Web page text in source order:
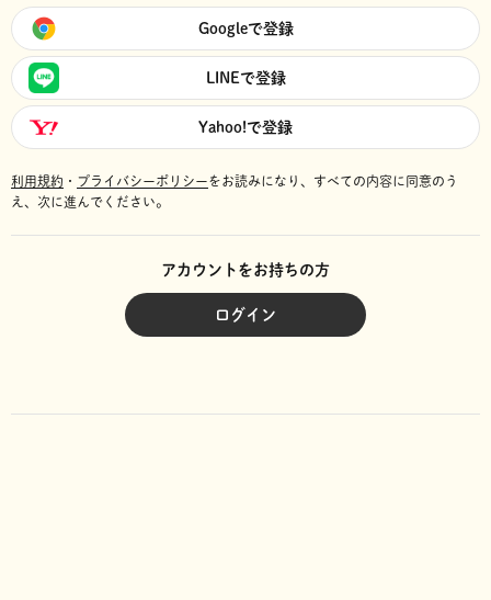
Googleで登録
LINEで登録
Yahoo!で登録
利用規約 ・ プライバシーポリシーをお読みになり、 すべての内容に同意のう
え、次に進んでください。
アカウントをお持ちの方
ログイン